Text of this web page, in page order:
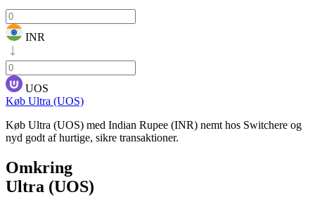
INR
UOS
Køb Ultra (UOS)
Køb Ultra (UOS) med Indian Rupee (INR) nemt hos Switchere og
nyd godt af hurtige, sikre transaktioner.
Omkring
Ultra (UOS)